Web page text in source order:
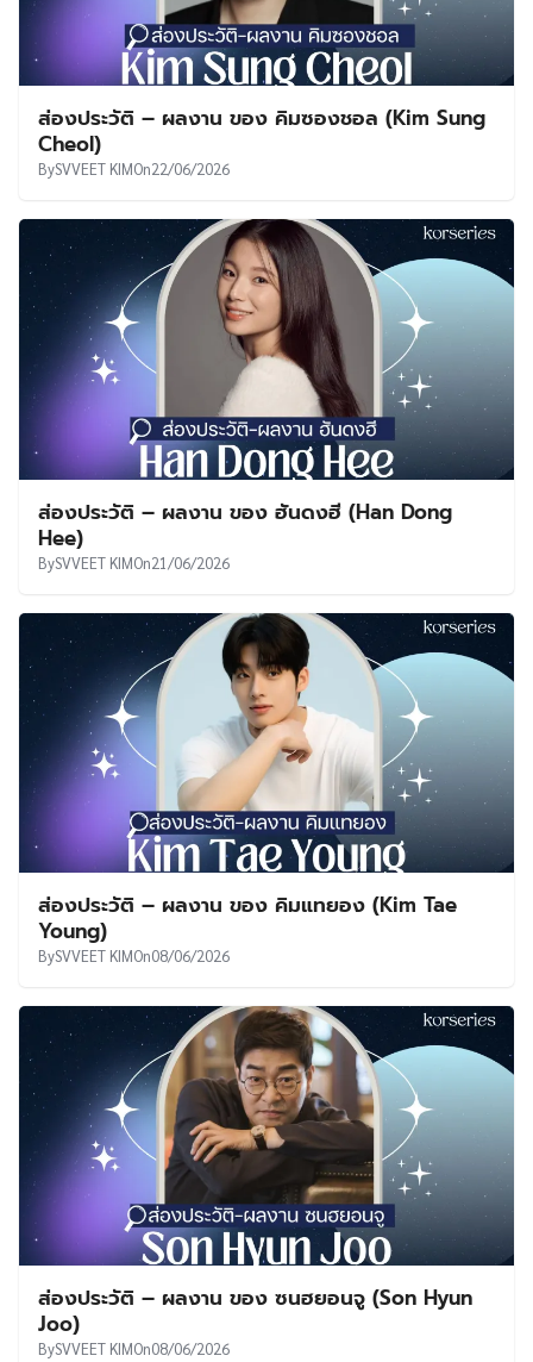
ส่องประวัติ – ผลงาน ของ คิมซองชอล (Kim Sung
Cheol)
BySVVEET KIMOn22/06/2026
ส่องประวัติ – ผลงาน ของ ฮันดงฮี (Han Dong
Hee)
BySVVEET KIMOn21/06/2026
ส่องประวัติ – ผลงาน ของ คิมแทยอง (Kim Tae
Young)
BySVVEET KIMOn08/06/2026
ส่องประวัติ – ผลงาน ของ ซนฮยอนจู (Son Hyun
Joo)
BySVVEET KIMOn08/06/2026